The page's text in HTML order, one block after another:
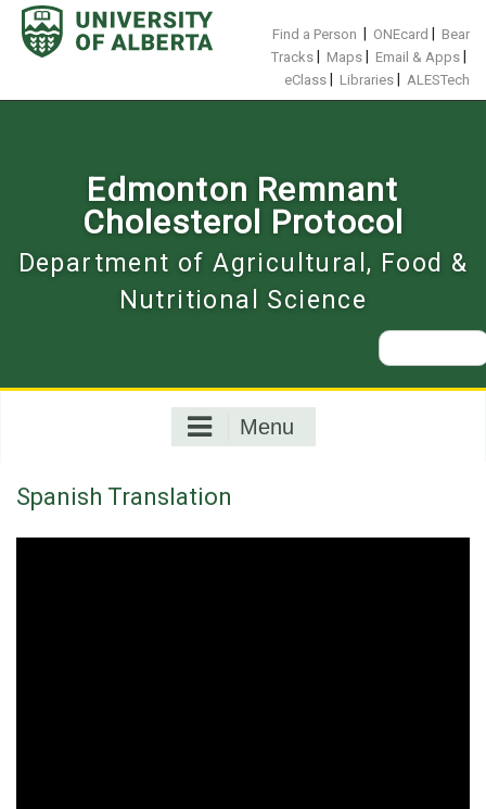
Skip
content
Find a Person ONEcard
Bear
Tracks
Maps Email & Apps
eClass Libraries ALESTech
Edmonton Remnant
Cholesterol Protocol
Department of Agricultural, Food &
Nutritional Science
Search
for:
Menu
Spanish Translation